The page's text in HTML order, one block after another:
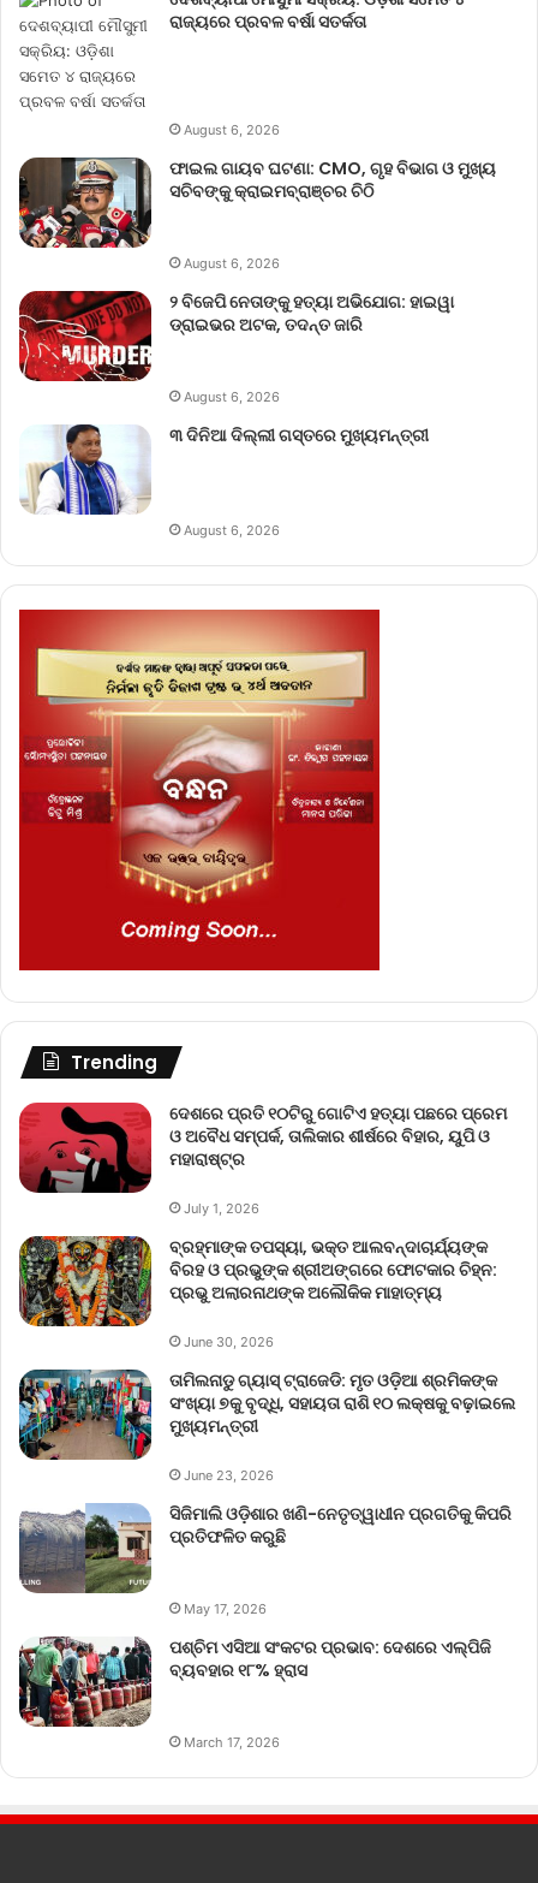
ରାଜ୍ୟରେ ପ୍ରବଳ ବର୍ଷା ସତର୍କତା
August 6, 2026
ଫାଇଲ ଗାୟବ ଘଟଣା: CMO, ଗୃହ ବିଭାଗ ଓ ମୁଖ୍ୟ
ସଚିବଙ୍କୁ କ୍ରାଇମବ୍ରାଞ୍ଚର ଚିଠି
August 6, 2026
୨ ବିଜେପି ନେତାଙ୍କୁ ହତ୍ୟା ଅଭିଯୋଗ: ହାଇୱା
ଡ୍ରାଇଭର ଅଟକ, ତଦନ୍ତ ଜାରି
August 6, 2026
୩ ଦିନିଆ ଦିଲ୍ଲୀ ଗସ୍ତରେ ମୁଖ୍ୟମନ୍ତ୍ରୀ
August 6, 2026
Trending
ଦେଶରେ ପ୍ରତି ୧୦ଟିରୁ ଗୋଟିଏ ହତ୍ୟା ପଛରେ ପ୍ରେମ
ଓ ଅବୈଧ ସମ୍ପର୍କ, ତାଲିକାର ଶୀର୍ଷରେ ବିହାର, ୟୁପି ଓ
ମହାରାଷ୍ଟ୍ର
July 1, 2026
ବ୍ରହ୍ମାଙ୍କ ତପସ୍ୟା, ଭକ୍ତ ଆଲବନ୍ଦାଚାର୍ଯ୍ୟଙ୍କ
ବିରହ ଓ ପ୍ରଭୁଙ୍କ ଶ୍ରୀଅଙ୍ଗରେ ଫୋଟକାର ଚିହ୍ନ:
ପ୍ରଭୁ ଅଲାରନାଥଙ୍କ ଅଲୌକିକ ମାହାତ୍ମ୍ୟ
June 30, 2026
ତାମିଲନାଡୁ ଗ୍ୟାସ୍ ଟ୍ରାଜେଡି: ମୃତ ଓଡ଼ିଆ ଶ୍ରମିକଙ୍କ
ସଂଖ୍ୟା ୭କୁ ବୃଦ୍ଧି, ସହାୟତା ରାଶି ୧୦ ଲକ୍ଷକୁ ବଢ଼ାଇଲେ
ମୁଖ୍ୟମନ୍ତ୍ରୀ
June 23, 2026
ସିଜିମାଲି ଓଡ଼ିଶାର ଖଣି-ନେତୃତ୍ୱାଧୀନ ପ୍ରଗତିକୁ କିପରି
ପ୍ରତିଫଳିତ କରୁଛି
May 17, 2026
ପଶ୍ଚିମ ଏସିଆ ସଂକଟର ପ୍ରଭାବ: ଦେଶରେ ଏଲ୍‌ପିଜି
ବ୍ୟବହାର ୧୮% ହ୍ରାସ
March 17, 2026